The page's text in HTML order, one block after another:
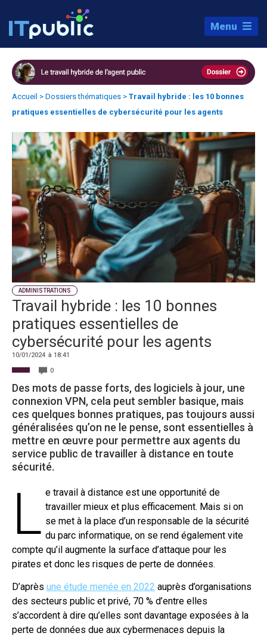
Menu
Accueil > Dossiers thématiques > Travail hybride : les 10 bonnes
pratiques essentielles de cybersécurité pour les agents
ADMINISTRATIONS
Travail hybride : les 10 bonnes
pratiques essentielles de
cybersécurité pour les agents
10/01/2024 à 18:41
0
Des mots de passe forts, des logiciels à jour, une
connexion VPN, cela peut sembler basique, mais
ces quelques bonnes pratiques, pas toujours aussi
généralisées qu’on ne le pense, sont essentielles à
mettre en œuvre pour permettre aux agents du
service public de travailler à distance en toute
sécurité.
L e travail à distance est une opportunité de
travailler mieux et plus efficacement. Mais si on
se met à la place d’un responsable de la sécurité
du parc informatique, on se rend également vite
compte qu’il augmente la surface d’attaque pour les
pirates et donc les risques de perte de données.
D’après une étude menée en 2022 auprès d’organisations
des secteurs public et privé, 70 % d’entre elles
s’accordent à dire qu’elles sont davantage exposées à la
perte de données due aux cybermenaces depuis la